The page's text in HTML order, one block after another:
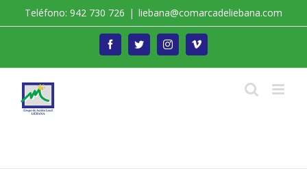
Teléfono: 942 730 726 | liebana@comarcadeliebana.com
FacebookTwitterInstagramVimeo